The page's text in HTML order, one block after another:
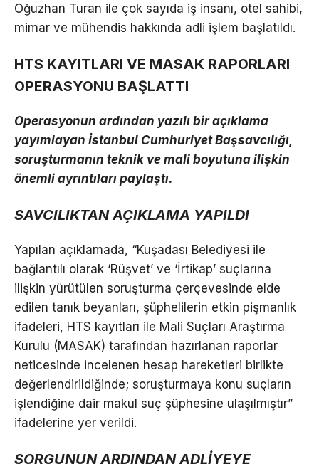
Oğuzhan Turan ile çok sayıda iş insanı, otel sahibi,
mimar ve mühendis hakkında adli işlem başlatıldı.
HTS KAYITLARI VE MASAK RAPORLARI
OPERASYONU BAŞLATTI
Operasyonun ardından yazılı bir açıklama
yayımlayan İstanbul Cumhuriyet Başsavcılığı,
soruşturmanın teknik ve mali boyutuna ilişkin
önemli ayrıntıları paylaştı.
SAVCILIKTAN AÇIKLAMA YAPILDI
Yapılan açıklamada, “Kuşadası Belediyesi ile
bağlantılı olarak ‘Rüşvet’ ve ‘İrtikap’ suçlarına
ilişkin yürütülen soruşturma çerçevesinde elde
edilen tanık beyanları, şüphelilerin etkin pişmanlık
ifadeleri, HTS kayıtları ile Mali Suçları Araştırma
Kurulu (MASAK) tarafından hazırlanan raporlar
neticesinde incelenen hesap hareketleri birlikte
değerlendirildiğinde; soruşturmaya konu suçların
işlendiğine dair makul suç şüphesine ulaşılmıştır”
ifadelerine yer verildi.
SORGUNUN ARDINDAN ADLİYEYE